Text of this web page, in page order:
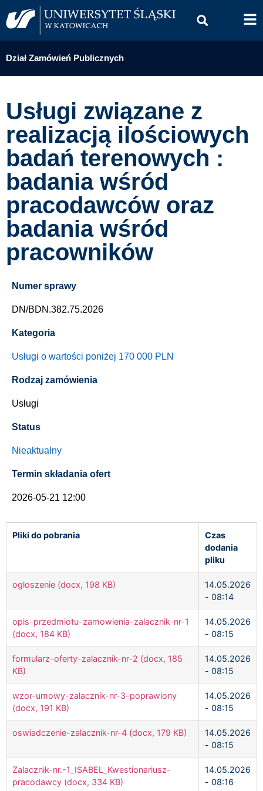
Dział Zamówień Publicznych
Usługi związane z
realizacją ilościowych
badań terenowych :
badania wśród
pracodawców oraz
badania wśród
pracowników
Numer sprawy
DN/BDN.382.75.2026
Kategoria
Usługi o wartości poniżej 170 000 PLN
Rodzaj zamówienia
Usługi
Status
Nieaktualny
Termin składania ofert
2026-05-21 12:00
Pliki do pobrania
Czas
dodania
pliku
ogloszenie (docx, 198 KB)
14.05.2026
- 08:14
opis-przedmiotu-zamowienia-zalacznik-nr-1
(docx, 184 KB)
14.05.2026
- 08:15
formularz-oferty-zalacznik-nr-2 (docx, 185
KB)
14.05.2026
- 08:15
wzor-umowy-zalacznik-nr-3-poprawiony
(docx, 191 KB)
14.05.2026
- 08:15
oswiadczenie-zalacznik-nr-4 (docx, 179 KB)
14.05.2026
- 08:15
Zalacznik-nr.-1_ISABEL_Kwestionariusz-
pracodawcy (docx, 334 KB)
14.05.2026
- 08:16